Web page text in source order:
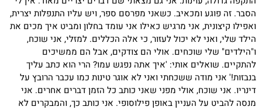
הסבר. זה פוגע ומכאיב. כשאני מפרסם ספר, ויש עליו התנפלות יצרית,
ואפילו קיצונית, אני מרגיש כאילו אני עומד בחלון ומביט איך מכים את
הילד שלי, ואני לא יכול לעזור, כי אלה הכללים. למזלי, אני שוכח,
ו"הילדים" שלי שוכחים. אולי הם צודקים, אבל הם ממשיכים
להתקיים. שואלים אותי: 'איך אתה נפגש עמו? הרי הוא כתב עליך
בנבזות!' אני מודה ששכחתי ואני לא אוגר טינות כמו עכבר הרובץ על
דינריו. אני שוכח, אולי מפני שאני כותב כל הזמן דברים אחרים. אני
מנסה להביט על העניין באופן פילוסופי. אני כותב כך, והמבקרים לא